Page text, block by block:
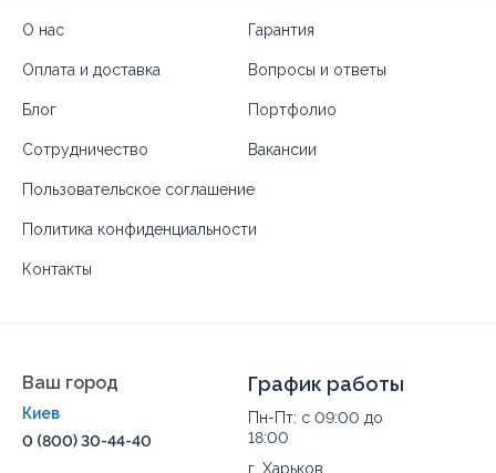
О нас Гарантия
Оплата и доставка Вопросы и ответы
Блог Портфолио
Сотрудничество Вакансии
Пользовательское соглашение
Политика конфиденциальности
Контакты
Ваш город
Киев
0 (800) 30-44-40
График работы
Пн-Пт: с 09:00 до
18:00
г. Харьков,